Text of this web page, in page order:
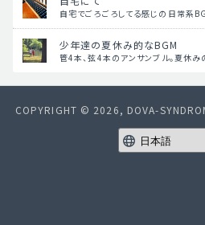
自宅でごろごろしてる感じの日常系
少年達の夏休み的なBGM
管4本、弦4本のアンサンブル。夏休
COPYRIGHT © 2026, DOVA-